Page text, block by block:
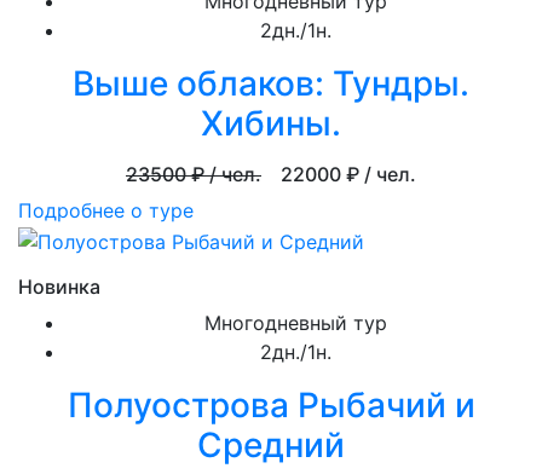
2дн./1н.
Выше облаков: Тундры.
Хибины.
23500₽ / чел. 22000 ₽ / чел.
Подробнее о туре
Новинка
Многодневный тур
2дн./1н.
Полуострова Рыбачий и
Средний